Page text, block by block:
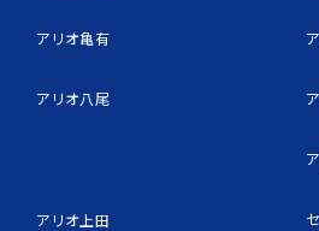
アリオ亀有
アリオ八尾
アリオ上田